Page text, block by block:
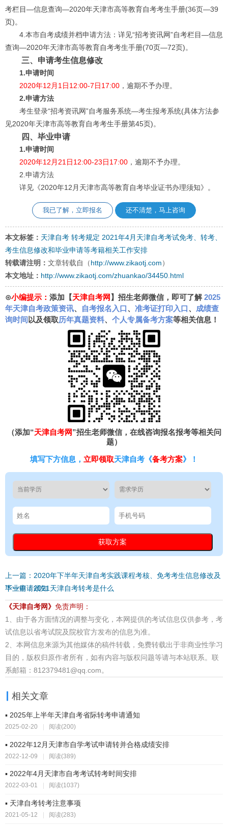
考栏目—信息查询—2020年天津市高等教育自考考生手册(36页—39
页)。
4.本市自考成绩并档申请方法：详见“招考资讯网”自考栏目—信息
查询—2020年天津市高等教育自考考生手册(70页—72页)。
三、申请考生信息修改
1.申请时间
2020年12月1日12:00-7日17:00，逾期不予办理。
2.申请方法
考生登录“招考资讯网”自考服务系统—考生报考系统(具体方法参
见2020年天津市高等教育自考考生手册第45页)。
四、毕业申请
1.申请时间
2020年12月21日12:00-23日17:00，逾期不予办理。
2.申请方法
详见《2020年12月天津市高等教育自考毕业证书办理须知》。
我已了解，立即报名 还不清楚，马上咨询
本文标签： 天津自考 转考规定 2021年4月天津自考考试免考、转考、
考生信息修改和毕业申请等考籍相关工作安排
转载请注明： 文章转载自（ http://www.zikaotj.com ）
本文地址： http://www.zikaotj.com/zhuankao/34450.html
⊙小编提示： 添加【天津自考网 】招生老师微信，即可了解2025
年天津自考政策资讯、 自考报名入口、 准考证打印入口、 成绩查
询时间 以及领取历年真题资料、 个人专属备考方案等相关信息！
（添加“天津自考网”招生老师微信，在线咨询报名报考等相关问
题）
填写下方信息， 立即领取天津自考《备考方案》！
上一篇：2020年下半年天津自考实践课程考核、免考考生信息修改及
毕业申请须知
下一篇：2021天津自考转考是什么
《天津自考网》 免责声明：
1、由于各方面情况的调整与变化，本网提供的考试信息仅供参考，考
试信息以省考试院及院校官方发布的信息为准。
2、本网信息来源为其他媒体的稿件转载，免费转载出于非商业性学习
目的，版权归原作者所有，如有内容与版权问题等请与本站联系。联
系邮箱：812379481@qq.com。
相关文章
▪ 2025年上半年天津自考省际转考申请通知
2025-02-20 | 阅读(200)
▪ 2022年12月天津市自学考试申请转并合格成绩安排
2022-12-09 | 阅读(389)
▪ 2022年4月天津市自考考试转考时间安排
2022-03-01 阅读(1037)
▪ 天津自考转考注意事项
2021-05-12 | 阅读(283)